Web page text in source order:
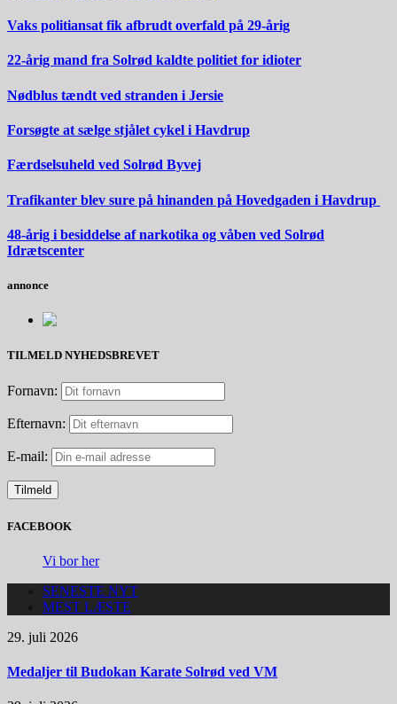
Vaks politiansat fik afbrudt overfald på 29-årig
22-årig mand fra Solrød kaldte politiet for idioter
Nødblus tændt ved stranden i Jersie
Forsøgte at sælge stjålet cykel i Havdrup
Færdselsuheld ved Solrød Byvej
Trafikanter blev sure på hinanden på Hovedgaden i Havdrup
48-årig i besiddelse af narkotika og våben ved Solrød
Idrætscenter
annonce
TILMELD NYHEDSBREVET
Fornavn:
Efternavn:
E-mail:
FACEBOOK
Vi bor her
SENESTE NYT
MEST LÆSTE
29. juli 2026
Medaljer til Budokan Karate Solrød ved VM